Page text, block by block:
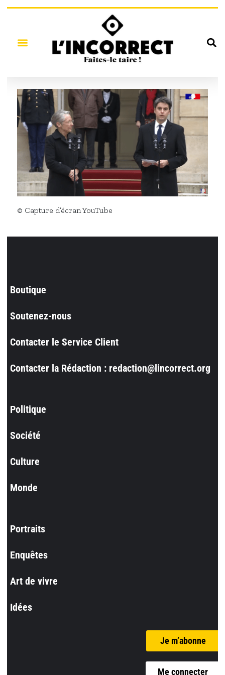
© Capture d’écran YouTube
Boutique
Soutenez-nous
Contacter le Service Client
Contacter la Rédaction : redaction@lincorrect.org
Politique
Société
Culture
Monde
Portraits
Enquêtes
Art de vivre
Idées
Je m’abonne
Me connecter